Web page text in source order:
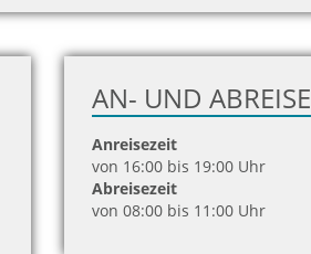
AN- UND ABREISE
Anreisezeit
von 16:00 bis 19:00 Uhr
Abreisezeit
von 08:00 bis 11:00 Uhr